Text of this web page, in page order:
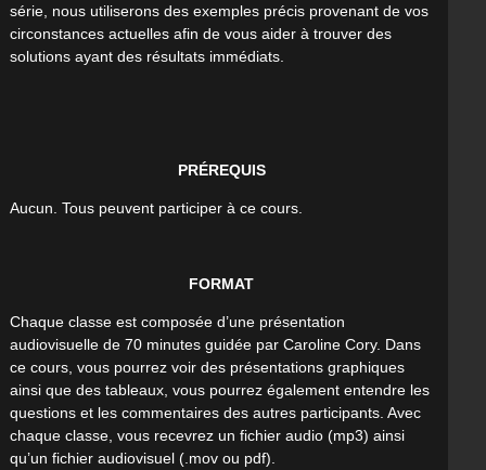
série, nous utiliserons des exemples précis provenant de vos
circonstances actuelles afin de vous aider à trouver des
solutions ayant des résultats immédiats.
PRÉREQUIS
Aucun. Tous peuvent participer à ce cours.
FORMAT
Chaque classe est composée d’une présentation
audiovisuelle de 70 minutes guidée par Caroline Cory. Dans
ce cours, vous pourrez voir des présentations graphiques
ainsi que des tableaux, vous pourrez également entendre les
questions et les commentaires des autres participants. Avec
chaque classe, vous recevrez un fichier audio (mp3) ainsi
qu’un fichier audiovisuel (.mov ou pdf).